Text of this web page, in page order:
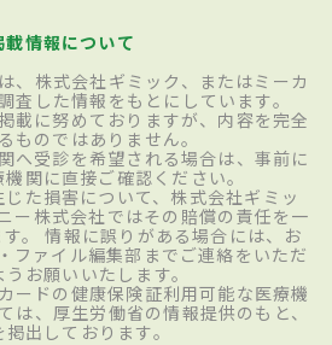
載情報について
、株式会社ギミック、またはミーカ
査した情報をもとにしています。
載に努めておりますが、内容を完全
ものではありません。
へ受診を希望される場合は、事前に
関に直接ご確認ください。
た損害について、株式会社ギミッ
ー株式会社ではその賠償の責任を一
。 情報に誤りがある場合には、お
ファイル編集部までご連絡をいただ
お願いいたします。
ードの健康保険証利用可能な医療機
は、厚生労働省の情報提供のもと、
出しております。